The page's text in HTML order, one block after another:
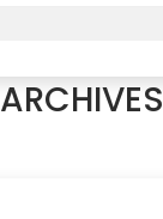
ARCHIVES